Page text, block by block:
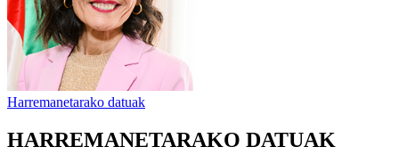
Harremanetarako datuak
HARREMANETARAKO DATUAK